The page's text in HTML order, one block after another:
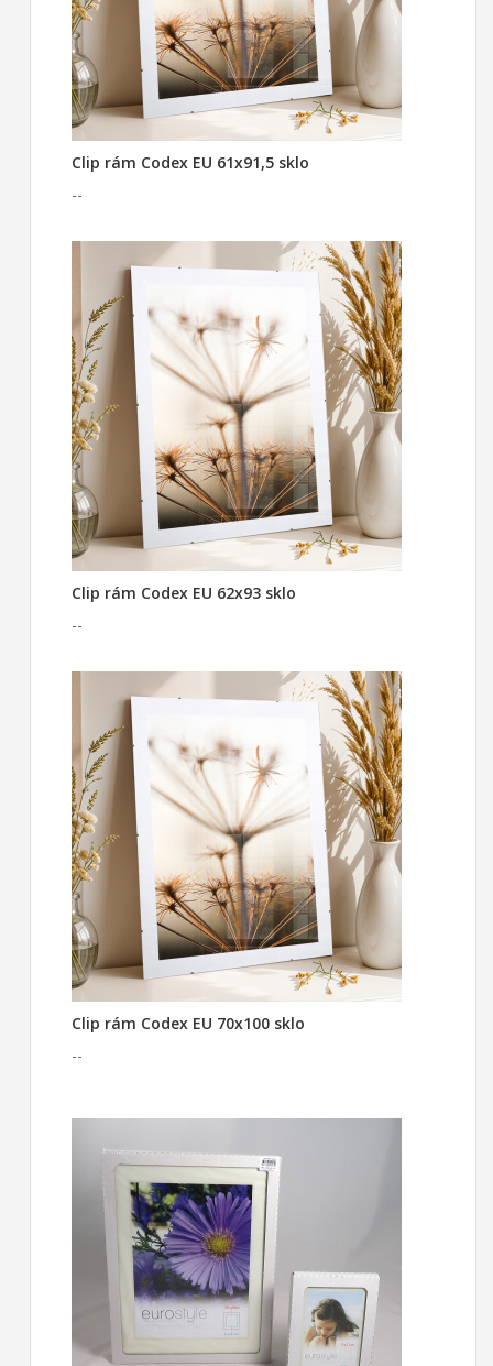
Clip rám Codex EU 61x91,5 sklo
--
Clip rám Codex EU 62x93 sklo
--
Clip rám Codex EU 70x100 sklo
--